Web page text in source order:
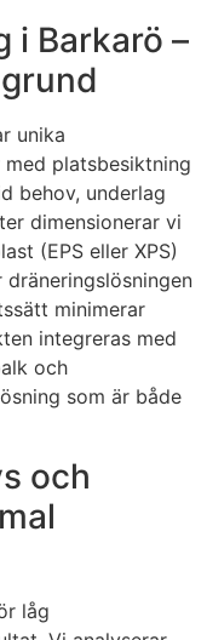
i Barkarö –
unika
platsbesiktning
behov, underlag
dimensionerar vi
(EPS eller XPS)
minimerar
integreras med
och
som är både
och
låg